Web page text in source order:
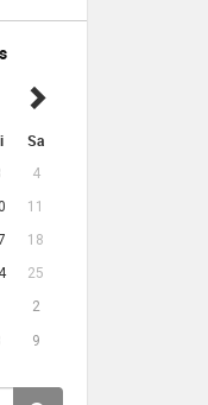
Sa
4
11
18
25
2
9